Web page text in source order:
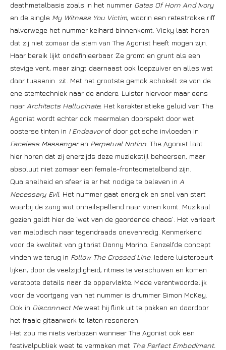
deathmetalbasis zoals in het nummer Gates Of Horn And Ivory
en de single My Witness You Victim, waarin een retestrakke riff
halverwege het nummer keihard binnenkomt. Vicky laat horen
dat zij niet zomaar de stem van The Agonist heeft mogen zijn.
Haar bereik lijkt ondefinieerbaar. Ze gromt en grunt als een
stevige vent, maar zingt daarnaast ook loepzuiver en alles wat
daar tussenin zit. Met het grootste gemak schakelt ze van de
ene stemtechniek naar de andere. Luister hiervoor maar eens
naar Architects Hallucinate. Het karakteristieke geluid van The
Agonist wordt echter ook meermalen doorspekt door wat
oosterse tinten in I Endeavorof door gotische invloeden in
Faceless Messengeren Perpetual Notion.The Agonist laat
hier horen dat zij enerzijds deze muziekstijl beheersen, maar
absoluut niet zomaar een female-frontedmetalband zijn.
Qua snelheid en sfeer is er het nodige te beleven in A
Necessary Evil. Het nummer gaat energiek en snel van start
waarbij de zang wat onheilspellend naar voren komt. Muzikaal
gezien geldt hier de ‘wet van de geordende chaos’. Het varieert
van melodisch naar tegendraads onevenredig. Kenmerkend
voor de kwaliteit van gitarist Danny Marino. Eenzelfde concept
vinden we terug in Follow The Crossed Line. Iedere luisterbeurt
lijken, door de veelzijdigheid, ritmes te verschuiven en komen
verstopte details naar de oppervlakte. Mede verantwoordelijk
voor de voortgang van het nummer is drummer Simon McKay.
Ook in Disconnect Meweet hij flink uit te pakken en daardoor
het fraaie gitaarwerk te laten resoneren.
Het zou me niets verbazen wanneer The Agonist ook een
festivalpubliek weet te vermaken met The Perfect Embodiment.